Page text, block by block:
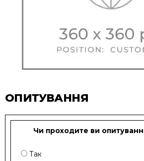
ОПИТУВАННЯ
Чи проходите ви
Так